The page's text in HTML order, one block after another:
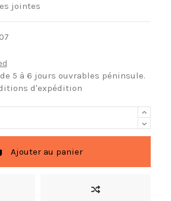
jointes
5 à 6 jours ouvrables péninsule.
d'expédition
Ajouter au panier